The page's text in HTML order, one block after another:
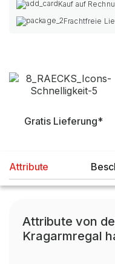
Kauf auf
Frachtfreie
Gratis Lieferung*
Attribute
Attribute von
Kragarmregal